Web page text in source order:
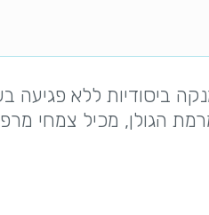
ביסודיות ללא
הגולן, מכיל צמחי